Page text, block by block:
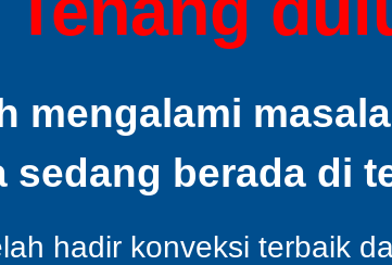
mengalami
sedang berada di
hadir konveksi terbaik